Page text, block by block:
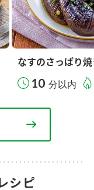
なすのさっぱり
10 分以内
シピ